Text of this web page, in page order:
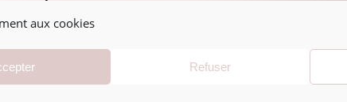
aux cookies
Refuser
CGV